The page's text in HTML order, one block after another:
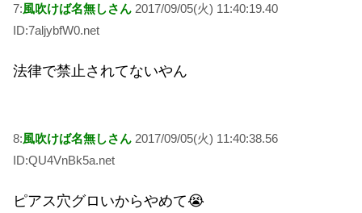
7:風吹けば名無しさん 2017/09/05(火) 11:40:19.40
ID:7aljybfW0.net
法律で禁止されてないやん
8:風吹けば名無しさん 2017/09/05(火) 11:40:38.56
ID:QU4VnBk5a.net
ピアス穴グロいからやめて😭